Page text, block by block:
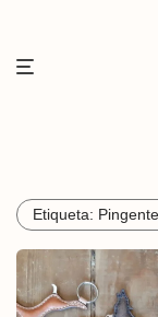
Etiqueta: